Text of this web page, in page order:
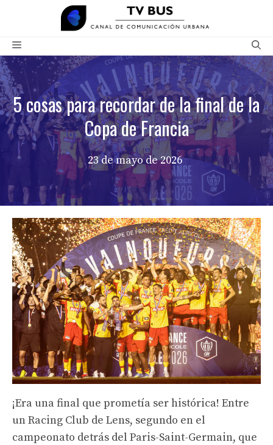
contenido
Menú
5 cosas para recordar de la final de la
Copa de Francia
23 de mayo de 2026
¡Era una final que prometía ser histórica! Entre
un Racing Club de Lens, segundo en el
campeonato detrás del Paris-Saint-Germain, que